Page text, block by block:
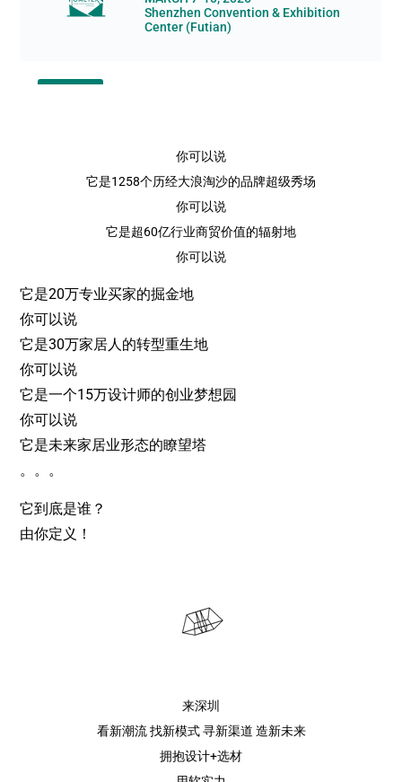
你可以说
它是1258个历经大浪淘沙的品牌超级秀场
你可以说
它是超60亿行业商贸价值的辐射地
你可以说
它是20万专业买家的掘金地
你可以说
它是30万家居人的转型重生地
你可以说
它是一个15万设计师的创业梦想园
你可以说
它是未来家居业形态的瞭望塔
。。。
它到底是谁？
由你定义！
来深圳
看新潮流 找新模式 寻新渠道 造新未来
拥抱设计+选材